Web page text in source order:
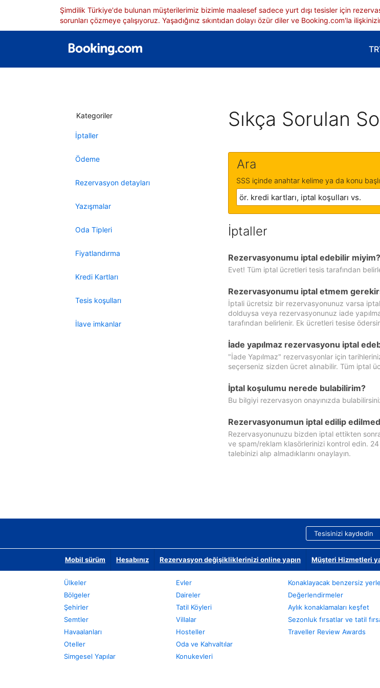
Şimdilik Türkiye'de bulunan müşterilerimiz bizimle maalesef sadece yurt dışı tesisler için
sorunları çözmeye çalışıyoruz. Yaşadığınız sıkıntıdan dolayı özür diler ve Booking.com'la
Kategoriler
İptaller
Ödeme
Rezervasyon detayları
Yazışmalar
Oda Tipleri
Fiyatlandırma
Kredi Kartları
Tesis koşulları
İlave imkanlar
Sıkça Sorulan
Ara
SSS içinde anahtar kelime ya da konu
İptaller
Rezervasyonumu iptal edebilir miyim?
Evet! Tüm iptal ücretleri tesis tarafından
Rezervasyonumu iptal etmem
İptali ücretsiz bir rezervasyonunuz varsa
dolduysa veya rezervasyonunuz iade
tarafından belirlenir. Ek ücretleri tesise
İade yapılmaz rezervasyonu iptal
"İade Yapılmaz" rezervasyonlar için
seçerseniz sizden ücret alınabilir. Tüm iptal
İptal koşulumu nerede bulabilirim?
Bu bilgiyi rezervasyon onayınızda
Rezervasyonumun iptal edilip
Rezervasyonunuzu bizden iptal ettikten
ve spam/reklam klasörlerinizi kontrol edin.
talebinizi alıp almadıklarını onaylayın.
Tesisinizi kaydedin
Mobil sürüm Hesabınız Rezervasyon değişikliklerinizi online yapın Müşteri Hizmetleri
Ülkeler
Bölgeler
Şehirler
Semtler
Havaalanları
Oteller
Simgesel Yapılar
Evler
Daireler
Tatil Köyleri
Villalar
Hosteller
Oda ve Kahvaltılar
Konukevleri
Konaklayacak benzersiz
Değerlendirmeler
Aylık konaklamaları keşfet
Sezonluk fırsatlar ve tatil
Traveller Review Awards